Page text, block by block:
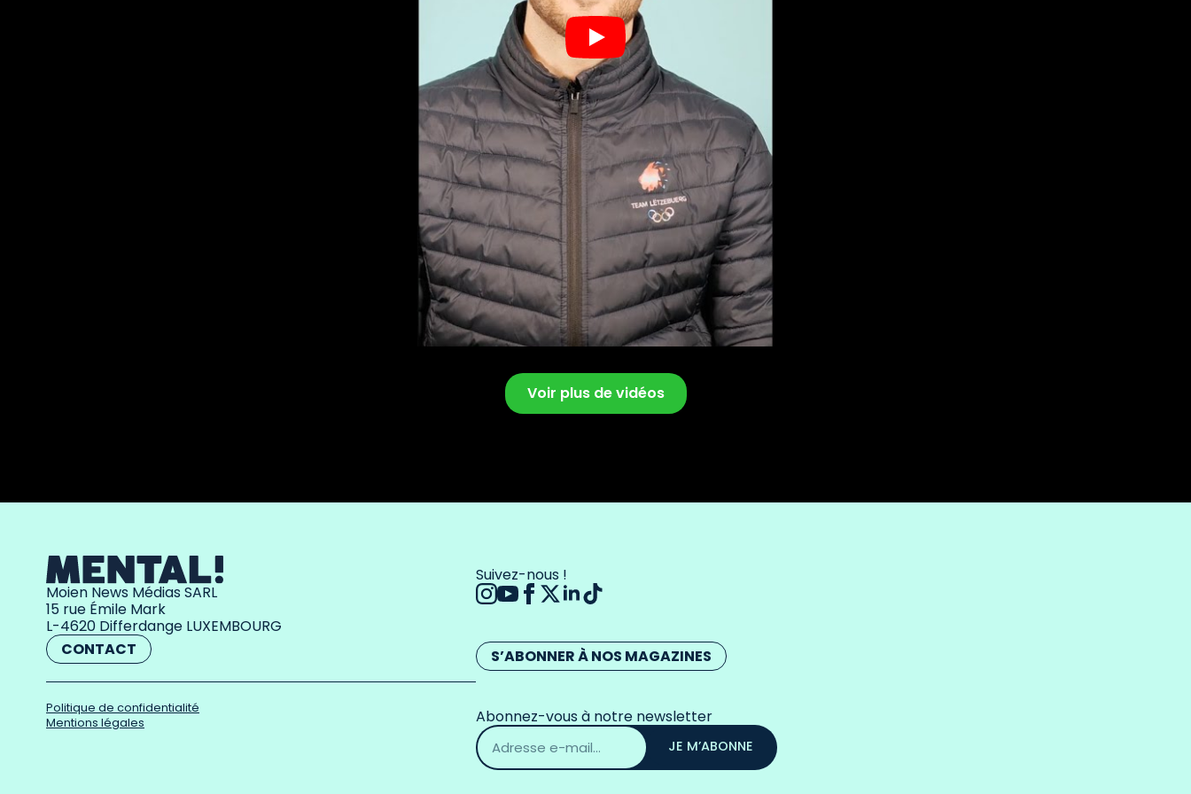
Play
Voir plus de vidéos
Moien News Médias SARL
15 rue Émile Mark
L-4620 Differdange LUXEMBOURG
CONTACT
Politique de confidentialité
Mentions légales
Suivez-nous !
S’ABONNER À NOS MAGAZINES
Abonnez-vous à notre newsletter
Adresse
email
*
JE M’ABONNE